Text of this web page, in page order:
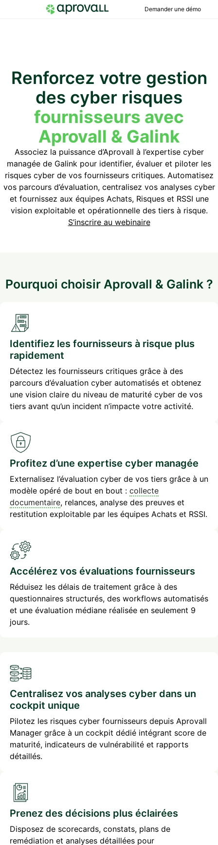
Demander une démo
Renforcez votre gestion
des cyber risques
fournisseurs avec
Aprovall & Galink
Associez la puissance d’Aprovall à l’expertise cyber
managée de Galink pour identifier, évaluer et piloter les
risques cyber de vos fournisseurs critiques. Automatisez
vos parcours d’évaluation, centralisez vos analyses cyber
et fournissez aux équipes Achats, Risques et RSSI une
vision exploitable et opérationnelle des tiers à risque.
S’inscrire au webinaire
Pourquoi choisir Aprovall & Galink ?
Identifiez les fournisseurs à risque plus
rapidement
Détectez les fournisseurs critiques grâce à des
parcours d’évaluation cyber automatisés et obtenez
une vision claire du niveau de maturité cyber de vos
tiers avant qu’un incident n’impacte votre activité.
Profitez d’une expertise cyber managée
Externalisez l’évaluation cyber de vos tiers grâce à un
modèle opéré de bout en bout : collecte
documentaire, relances, analyse des preuves et
restitution exploitable par les équipes Achats et RSSI.
Accélérez vos évaluations fournisseurs
Réduisez les délais de traitement grâce à des
questionnaires structurés, des workflows automatisés
et une évaluation médiane réalisée en seulement 9
jours.
Centralisez vos analyses cyber dans un
cockpit unique
Pilotez les risques cyber fournisseurs depuis Aprovall
Manager grâce à un cockpit dédié intégrant score de
maturité, indicateurs de vulnérabilité et rapports
détaillés.
Prenez des décisions plus éclairées
Disposez de scorecards, constats, plans de
remédiation et analyses détaillées pour